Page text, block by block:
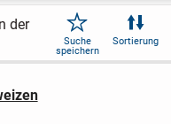
der
Suche
speichern
Sortierung